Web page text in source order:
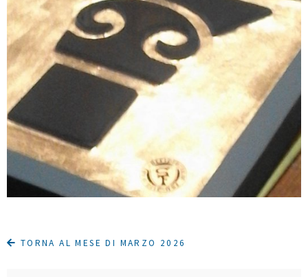
TORNA AL MESE DI MARZO 2026